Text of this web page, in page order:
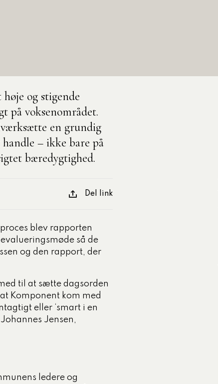
og stigende
på voksenområdet.
en grundig
– ikke bare på
bæredygtighed.
Del link
blev rapporten
så de
og den rapport, der
til at sætte dagsorden
Komponent kom med
eller ‘smart i en
Jensen,
ledere og